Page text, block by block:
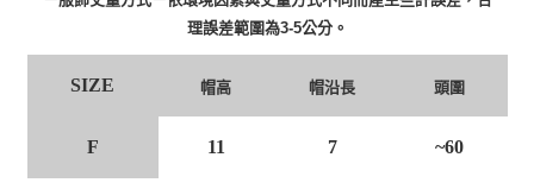
理誤差範圍為3-5公分。
SIZE 帽高 帽沿長 頭圍
F 11 7 ~60